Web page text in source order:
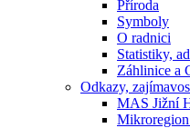
Příroda
Symboly
O radnici
Statistiky,
Záhlinice a
Odkazy,
MAS Jižní